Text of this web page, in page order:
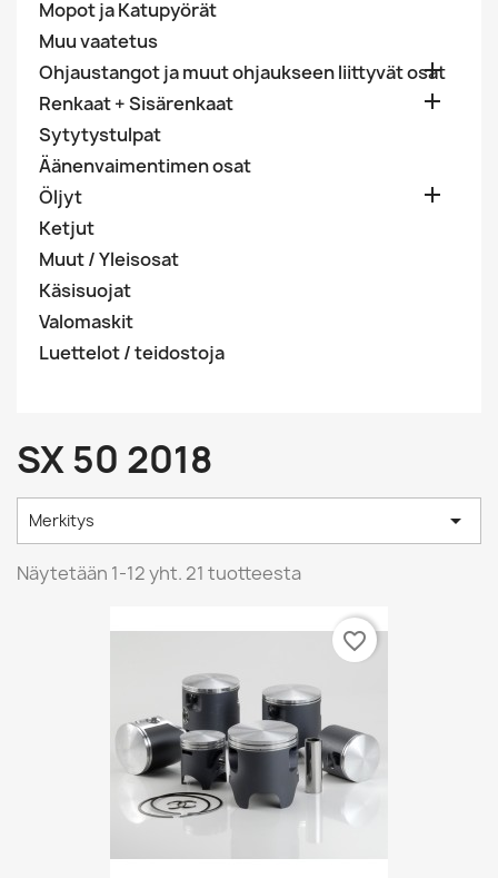
Mopot ja Katupyörät
Muu vaatetus
Ohjaustangot ja muut ohjaukseen liittyvät osat

Renkaat + Sisärenkaat 
Sytytystulpat
Äänenvaimentimen osat
Öljyt

Ketjut
Muut / Yleisosat
Käsisuojat
Valomaskit
Luettelot / teidostoja
SX 50 2018
Merkitys 
Näytetään 1-12 yht. 21 tuotteesta
favorite_border